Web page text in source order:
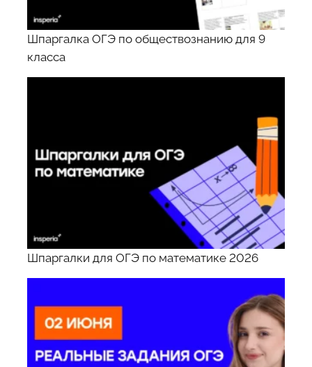
Шпаргалка ОГЭ по обществознанию для 9
класса
Шпаргалки для ОГЭ по математике 2026